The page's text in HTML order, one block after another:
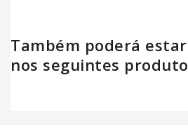
Também poderá
nos seguintes